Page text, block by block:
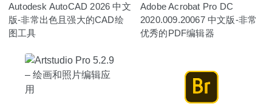
Autodesk AutoCAD 2026 中文
版-非常出色且强大的CAD绘
图工具
Adobe Acrobat Pro DC
2020.009.20067 中文版-非常
优秀的PDF编辑器